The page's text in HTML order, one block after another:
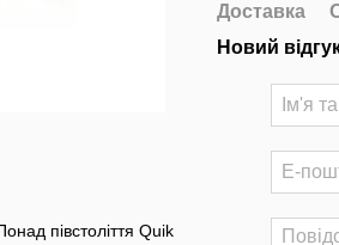
півстоліття Quik
Доставка
Новий